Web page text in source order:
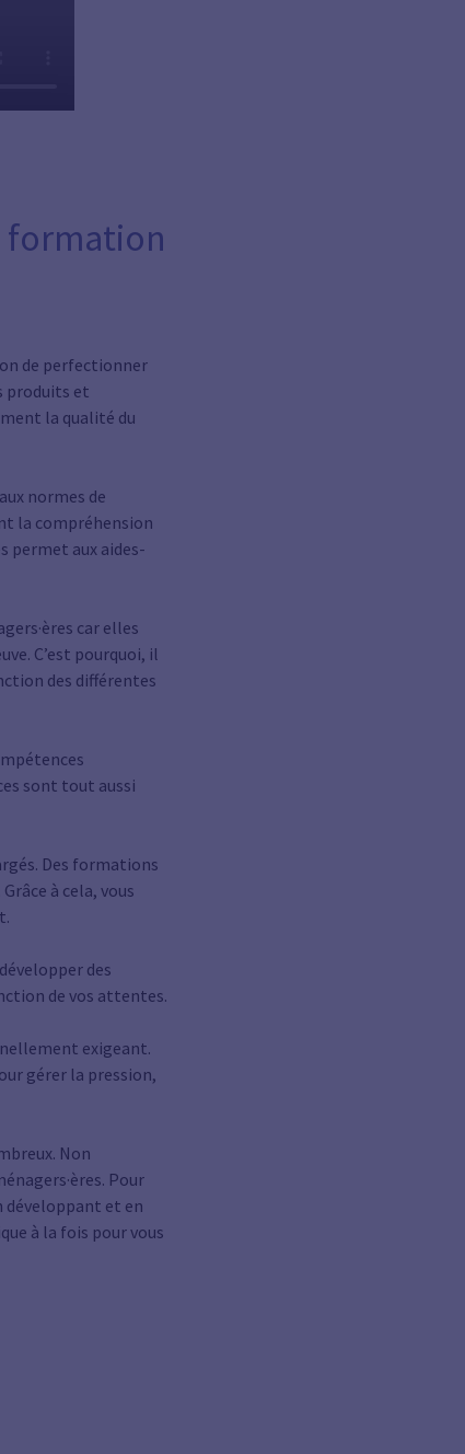
formation
de perfectionner
produits et
la qualité du
normes de
la compréhension
permet aux aides-
car elles
C’est pourquoi, il
des différentes
sont tout aussi
Des formations
à cela, vous
des
de vos attentes.
exigeant.
gérer la pression,
Non
Pour
développant et en
à la fois pour vous